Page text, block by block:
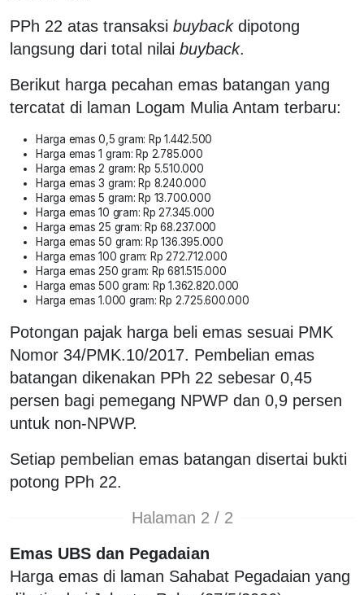
PPh 22 atas transaksi buybackdipotong
langsung dari total nilai buyback.
Berikut harga pecahan emas batangan yang
tercatat di laman Logam Mulia Antam terbaru:
Harga emas 0,5 gram: Rp 1.442.500
Harga emas 1 gram: Rp 2.785.000
Harga emas 2 gram: Rp 5.510.000
Harga emas 3 gram: Rp 8.240.000
Harga emas 5 gram: Rp 13.700.000
Harga emas 10 gram: Rp 27.345.000
Harga emas 25 gram: Rp 68.237.000
Harga emas 50 gram: Rp 136.395.000
Harga emas 100 gram: Rp 272.712.000
Harga emas 250 gram: Rp 681.515.000
Harga emas 500 gram: Rp 1.362.820.000
Harga emas 1.000 gram: Rp 2.725.600.000
Potongan pajak harga beli emas sesuai PMK
Nomor 34/PMK.10/2017. Pembelian emas
batangan dikenakan PPh 22 sebesar 0,45
persen bagi pemegang NPWP dan 0,9 persen
untuk non-NPWP.
Setiap pembelian emas batangan disertai bukti
potong PPh 22.
Halaman 2 / 2
Emas UBS dan Pegadaian
Harga emas di laman Sahabat Pegadaian yang